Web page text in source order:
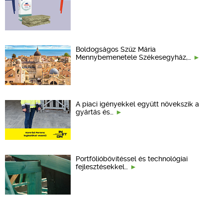
Boldogságos Szűz Mária
Mennybemenetele Székesegyház,…
A piaci igényekkel együtt növekszik a
gyártás és…
Portfólióbővítéssel és technológiai
fejlesztésekkel…